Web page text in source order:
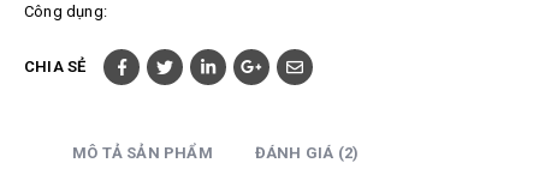
Công dụng:
CHIA SẺ
MÔ TẢ SẢN PHẨM ĐÁNH GIÁ (2)